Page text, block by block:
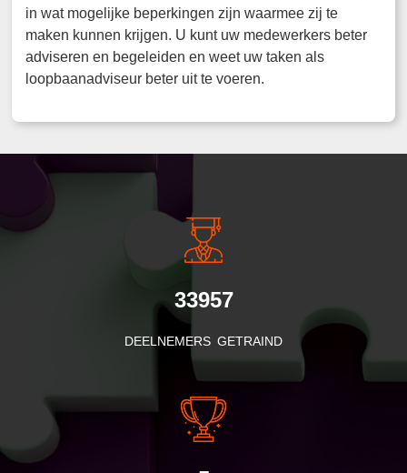
in wat mogelijke beperkingen zijn waarmee zij te
maken kunnen krijgen. U kunt uw medewerkers beter
adviseren en begeleiden en weet uw taken als
loopbaanadviseur beter uit te voeren.
33957
DEELNEMERS GETRAIND